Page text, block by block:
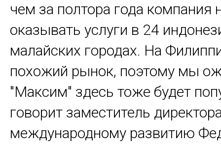
чем за полтора года компания
оказывать услуги в 24
малайских городах. На
похожий рынок, поэтому мы
"Максим" здесь тоже будет
говорит заместитель
международному развитию